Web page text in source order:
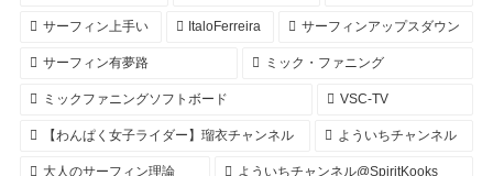
サーフィン上手い ItaloFerreira サーフィンアップスダウン
サーフィン有夢路 ミック・ファニング
ミックファニングソフトボード VSC-TV
【わんぱく女子ライダー】瑠衣チャンネル よういちチャンネル
大人のサーフィン理論 よういちチャンネル@SpiritKooks